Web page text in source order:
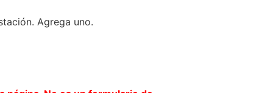
Agrega uno.